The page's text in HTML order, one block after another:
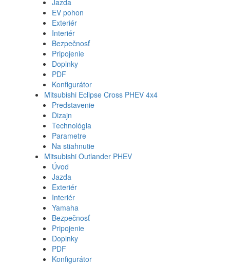
Jazda
EV pohon
Exteriér
Interiér
Bezpečnosť
Pripojenie
Doplnky
PDF
Konfigurátor
Mitsubishi Eclipse Cross PHEV 4x4
Predstavenie
Dizajn
Technológia
Parametre
Na stiahnutie
Mitsubishi Outlander PHEV
Úvod
Jazda
Exteriér
Interiér
Yamaha
Bezpečnosť
Pripojenie
Doplnky
PDF
Konfigurátor